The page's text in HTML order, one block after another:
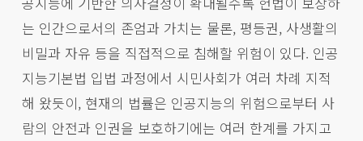
는 인간으로서의 존엄과 가치는 물론, 평등권, 사생활의
비밀과 자유 등을 직접적으로 침해할 위험이 있다. 인공
지능기본법 입법 과정에서 시민사회가 여러 차례 지적
해 왔듯이, 현재의 법률은 인공지능의 위험으로부터 사
람의 안전과 인권을 보호하기에는 여러 한계를 가지고